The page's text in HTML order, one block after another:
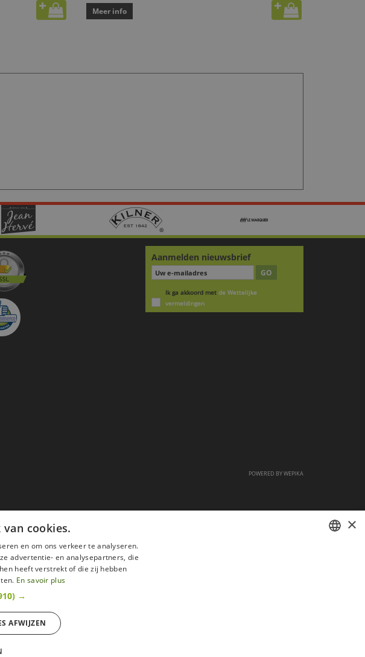
Meer info
Aanmelden nieuwsbrief
GO
Ik ga akkoord met de Wettelijke
vermeldingen
withdrawal rights
POWERED BYWEPIKA
×
cookies.
en om ons verkeer te analyseren.
advertentie- en analysepartners, die
heeft verstrekt of die zij hebben
En savoir plus
→
AFWIJZEN